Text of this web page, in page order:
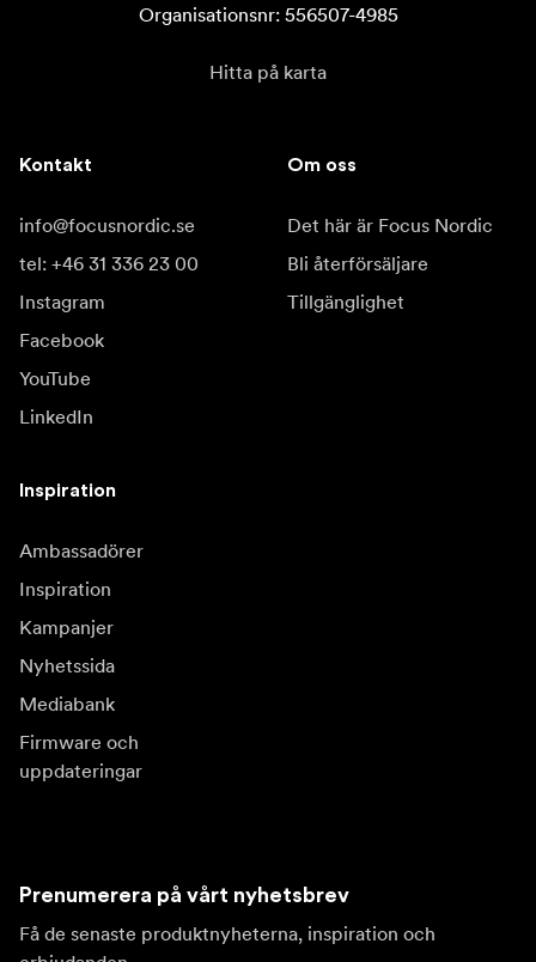
Organisationsnr: 556507-4985
Hitta på karta
Kontakt
info@focusnordic.se
tel: +46 31 336 23 00
Instagram
Facebook
YouTube
LinkedIn
Om oss
Det här är Focus Nordic
Bli återförsäljare
Tillgänglighet
Inspiration
Ambassadörer
Inspiration
Kampanjer
Nyhetssida
Mediabank
Firmware och
uppdateringar
Prenumerera på vårt nyhetsbrev
Få de senaste produktnyheterna, inspiration och